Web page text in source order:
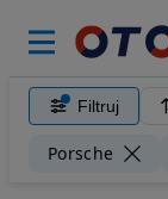
Filtruj
Porsche